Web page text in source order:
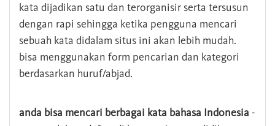
kata dijadikan satu dan terorganisir serta tersusun
dengan rapi sehingga ketika pengguna mencari
sebuah kata didalam situs ini akan lebih mudah.
bisa menggunakan form pencarian dan kategori
berdasarkan huruf/abjad.
anda bisa mencari berbagai kata bahasa Indonesia -